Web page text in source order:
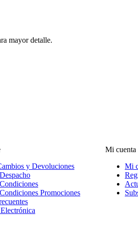
mayor detalle.
y Devoluciones
Promociones
Mi cuenta
Mi